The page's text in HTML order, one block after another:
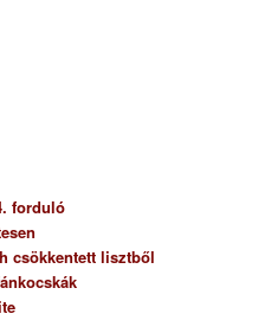
forduló
csökkentett lisztből